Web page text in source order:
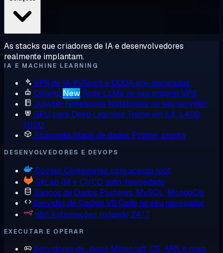
As stacks que criadores de IA e desenvolvedores
realmente implantam.
IA E MACHINE LEARNING
VPS de IA PyTorch e CUDA pré-instalados
Ollama New Rode LLMs no seu próprio VPS
Jupyter Notebooks Notebooks no seu servidor
GPU para Deep Learning Treine em L4, L40S,
H100
AnacondaStack de dados Python, pronta
DESENVOLVEDORES E DEVOPS
Docker Contêineres com acesso root
GitLab Git + CI/CD auto-hospedado
Bancos de Dados Postgres, MySQL, MongoDB
Servidor de Código VS Code no seu navegador
n8n Automações rodando 24/7
EXECUTAR E OPERAR
Servidores de Jogos Minecraft, CS, ARK e mais